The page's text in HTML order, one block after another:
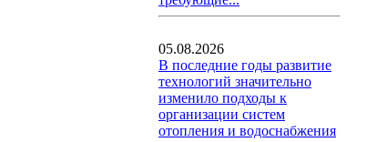
05.08.2026
В последние годы развитие
технологий значительно
изменило подходы к
организации систем
отопления и водоснабжения